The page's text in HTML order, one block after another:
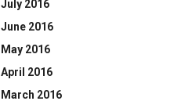
July 2016
June 2016
May 2016
April 2016
March 2016